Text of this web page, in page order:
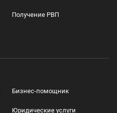
Получение РВП
Бизнес-помощник
Юридические услуги